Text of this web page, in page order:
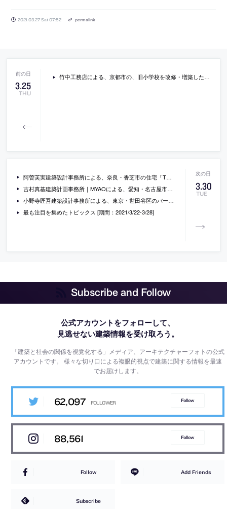
2021.03.27 Sat 07:52 permalink
3.25
THU
竹中工務店による、京都市の、旧小学校を改修・増築した複合施設「立誠ガーデン ヒューリック京都」
3.30
TUE
阿曽芙実建築設計事務所による、奈良・香芝市の住宅「TO…」
吉村真基建築計画事務所｜MYAOによる、愛知・名古屋市の住宅「駒場町の家」
小野寺匠吾建築設計事務所による、東京・世田谷区のパーソナルジム「THE REAL」
最も注目を集めたトピックス [期間：2021/3/22-3/28]
Subscribe and Follow
公式アカウントをフォローして、
見逃せない建築情報を受け取ろう。
「建築と社会の関係を視覚化する」メディア、アーキテクチャーフォトの公式
アカウントです。様々な切り口による複眼的視点で建築に関する情報を最速
でお届けします。
62,097 Follow
88,561 Follow
Follow Add Friends
Subscribe